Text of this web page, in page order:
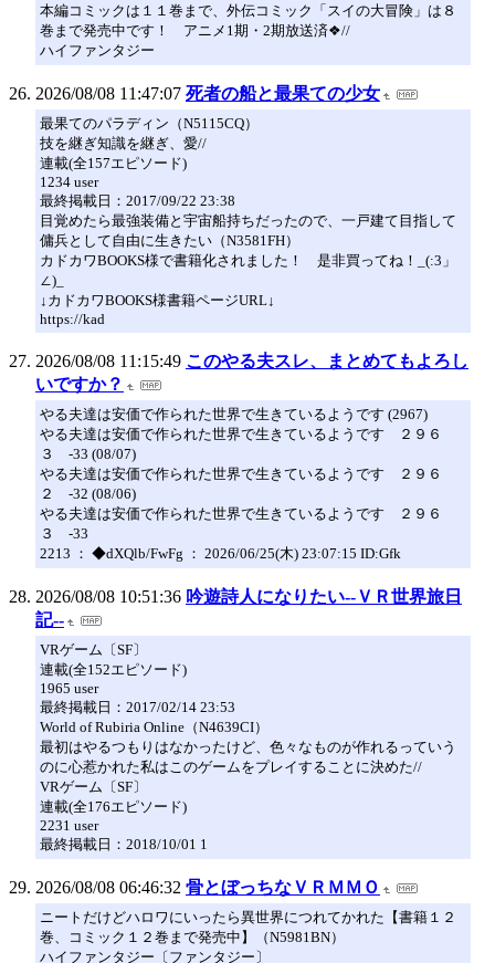
本編コミックは１１巻まで、外伝コミック「スイの大冒険」は８
巻まで発売中です！ アニメ1期・2期放送済❖//
ハイファンタジー
2026/08/08 11:47:07 死者の船と最果ての少女
最果てのパラディン（N5115CQ）
技を継ぎ知識を継ぎ、愛//
連載(全157エピソード)
1234 user
最終掲載日：2017/09/22 23:38
目覚めたら最強装備と宇宙船持ちだったので、一戸建て目指して
傭兵として自由に生きたい（N3581FH）
カドカワBOOKS様で書籍化されました！ 是非買ってね！_(:3」
∠)_
↓カドカワBOOKS様書籍ページURL↓
https://kad
2026/08/08 11:15:49 このやる夫スレ、まとめてもよろし
いですか？
やる夫達は安価で作られた世界で生きているようです (2967)
やる夫達は安価で作られた世界で生きているようです ２９６
３ -33 (08/07)
やる夫達は安価で作られた世界で生きているようです ２９６
２ -32 (08/06)
やる夫達は安価で作られた世界で生きているようです ２９６
３ -33
2213 ： ◆dXQlb/FwFg ： 2026/06/25(木) 23:07:15 ID:Gfk
2026/08/08 10:51:36 吟遊詩人になりたい--ＶＲ世界旅日
記--
VRゲーム〔SF〕
連載(全152エピソード)
1965 user
最終掲載日：2017/02/14 23:53
World of Rubiria Online（N4639CI）
最初はやるつもりはなかったけど、色々なものが作れるっていう
のに心惹かれた私はこのゲームをプレイすることに決めた//
VRゲーム〔SF〕
連載(全176エピソード)
2231 user
最終掲載日：2018/10/01 1
2026/08/08 06:46:32 骨とぼっちなＶＲＭＭＯ
ニートだけどハロワにいったら異世界につれてかれた【書籍１２
巻、コミック１２巻まで発売中】（N5981BN）
ハイファンタジー〔ファンタジー〕